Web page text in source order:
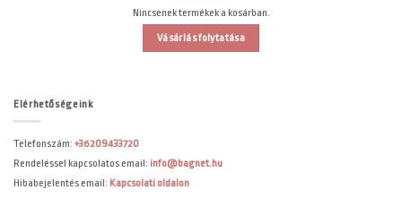
Nincsenek termékek a kosárban.
Vásárlás folytatása
Elérhetőségeink
Telefonszám: +36209433720
Rendeléssel kapcsolatos email: info@bagnet.hu
Hibabejelentés email: Kapcsolati oldalon